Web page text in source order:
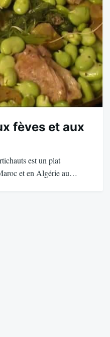
fèves et aux
est un plat
et en Algérie au…